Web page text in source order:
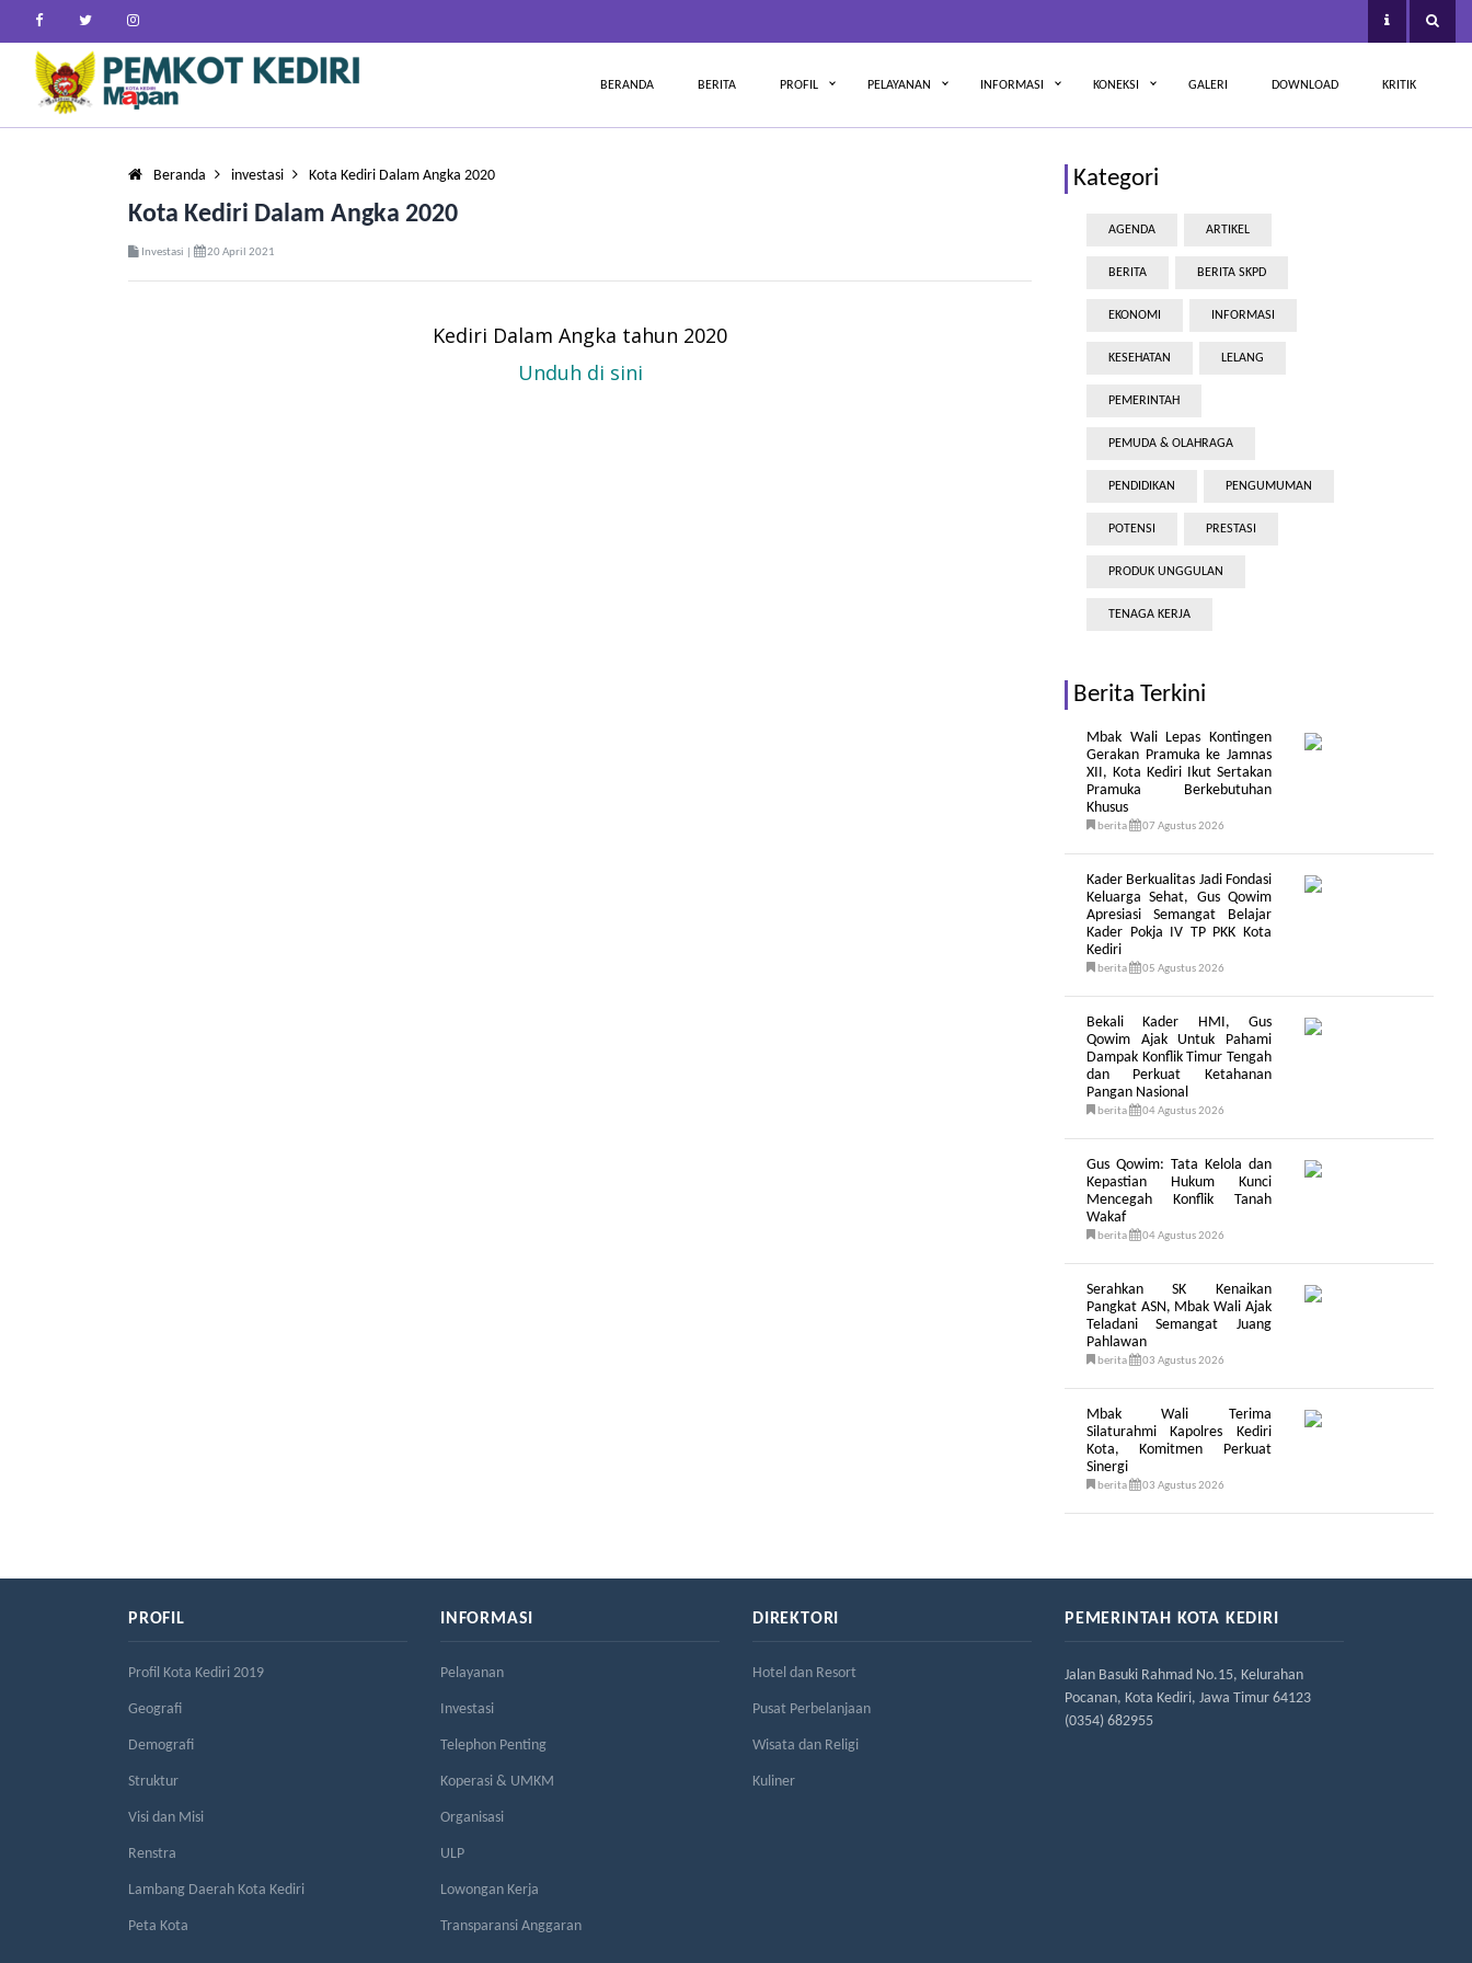
BERANDA BERITA PROFIL PELAYANAN INFORMASI KONEKSI GALERI DOWNLOAD KRITIK
Beranda investasi Kota Kediri Dalam Angka 2020
Kota Kediri Dalam Angka 2020
Investasi | 20 April 2021
Kediri Dalam Angka tahun 2020
Unduh di sini
Kategori
AGENDA ARTIKEL
BERITA BERITA SKPD
EKONOMI INFORMASI
KESEHATAN LELANG
PEMERINTAH
PEMUDA & OLAHRAGA
PENDIDIKAN PENGUMUMAN
POTENSI PRESTASI
PRODUK UNGGULAN
TENAGA KERJA
Berita Terkini
Mbak Wali Lepas Kontingen
Gerakan Pramuka ke Jamnas
XII, Kota Kediri Ikut Sertakan
Pramuka Berkebutuhan
Khusus
berita 07 Agustus 2026
Kader Berkualitas Jadi Fondasi
Keluarga Sehat, Gus Qowim
Apresiasi Semangat Belajar
Kader Pokja IV TP PKK Kota
Kediri
berita 05 Agustus 2026
Bekali Kader HMI, Gus
Qowim Ajak Untuk Pahami
Dampak Konflik Timur Tengah
dan Perkuat Ketahanan
Pangan Nasional
berita 04 Agustus 2026
Gus Qowim: Tata Kelola dan
Kepastian Hukum Kunci
Mencegah Konflik Tanah
Wakaf
berita 04 Agustus 2026
Serahkan SK Kenaikan
Pangkat ASN, Mbak Wali Ajak
Teladani Semangat Juang
Pahlawan
berita 03 Agustus 2026
Mbak Wali Terima
Silaturahmi Kapolres Kediri
Kota, Komitmen Perkuat
Sinergi
berita 03 Agustus 2026
PROFIL
Profil Kota Kediri 2019
Geografi
Demografi
Struktur
Visi dan Misi
Renstra
Lambang Daerah Kota Kediri
Peta Kota
INFORMASI
Pelayanan
Investasi
Telephon Penting
Koperasi & UMKM
Organisasi
ULP
Lowongan Kerja
Transparansi Anggaran
DIREKTORI
Hotel dan Resort
Pusat Perbelanjaan
Wisata dan Religi
Kuliner
PEMERINTAH KOTA KEDIRI
Jalan Basuki Rahmad No.15, Kelurahan
Pocanan, Kota Kediri, Jawa Timur 64123
(0354) 682955